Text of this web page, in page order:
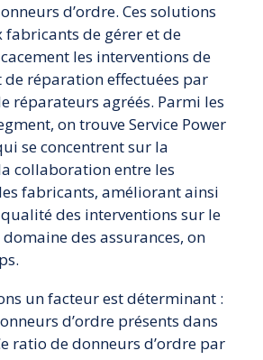
d’ordre. Ces solutions
de gérer et de
les interventions de
de réparation effectuées par
réparateurs agréés. Parmi les
on trouve Service Power
se concentrent sur la
collaboration entre les
fabricants, améliorant ainsi
qualité des interventions sur le
des assurances, on
un facteur est déterminant :
d’ordre présents dans
ratio de donneurs d’ordre par